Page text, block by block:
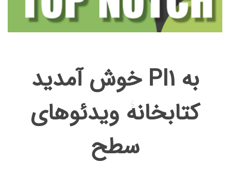
خوش آمدید PI1 به
کتابخانۀ ویدئوهای
سطح